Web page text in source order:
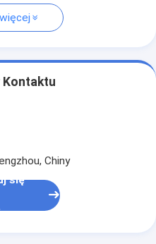
Kontaktu
Chiny
się